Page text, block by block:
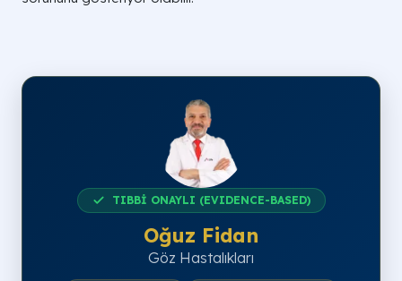
TIBBİ ONAYLI (EVIDENCE-BASED)
Oğuz Fidan
Göz Hastalıkları